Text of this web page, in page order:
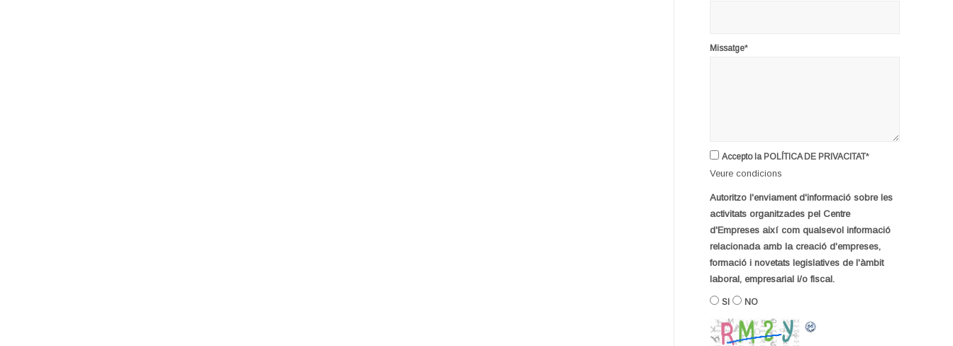
Missatge*
Accepto la POLÍTICA DE PRIVACITAT*
Veure condicions
Autoritzo l'enviament d'informació sobre les
activitats organitzades pel Centre
d'Empreses així com qualsevol informació
relacionada amb la creació d'empreses,
formació i novetats legislatives de l'àmbit
laboral, empresarial i/o fiscal.
SI NO